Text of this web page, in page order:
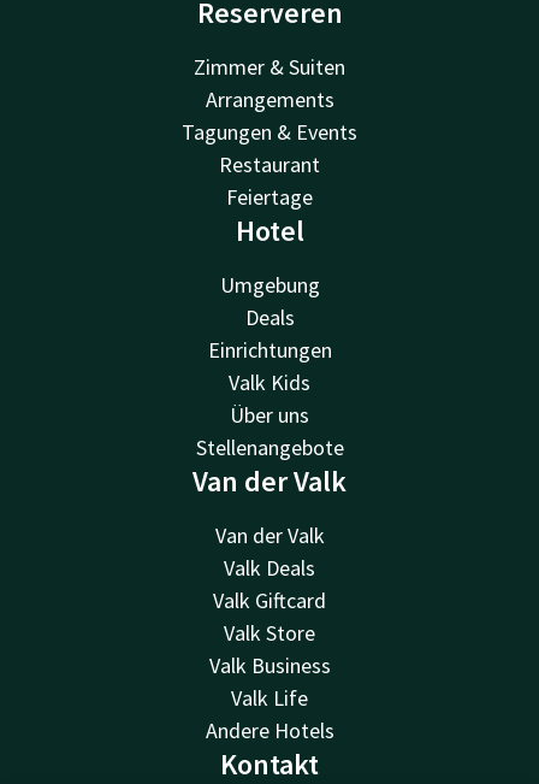
Reserveren
Zimmer & Suiten
Arrangements
Tagungen & Events
Restaurant
Feiertage
Hotel
Umgebung
Deals
Einrichtungen
Valk Kids
Über uns
Stellenangebote
Van der Valk
Van der Valk
Valk Deals
Valk Giftcard
Valk Store
Valk Business
Valk Life
Andere Hotels
Kontakt